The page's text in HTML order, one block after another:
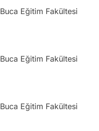
Buca Eğitim Fakültesi
Buca Eğitim Fakültesi
Buca Eğitim Fakültesi